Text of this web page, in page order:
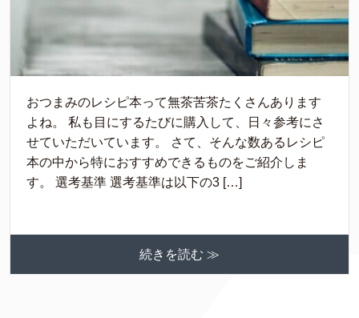
おつまみのレシピ本って無茶苦茶たくさんあります
よね。 私も目にするたびに購入して、日々参考にさ
せていただいています。 さて、そんな数あるレシピ
本の中から特におすすめできるものをご紹介しま
す。 選考基準 選考基準は以下の3 […]
続きを読む ≫